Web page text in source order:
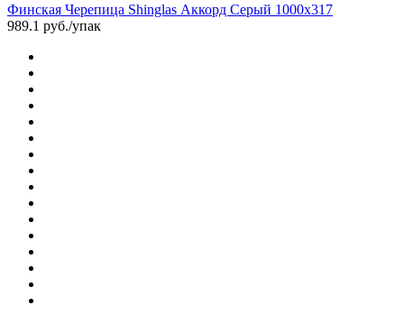
Финская Черепица Shinglas Аккорд Серый 1000х317
989.1 руб./упак